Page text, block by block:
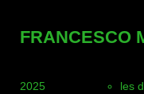
FRANCESCO
2025
les